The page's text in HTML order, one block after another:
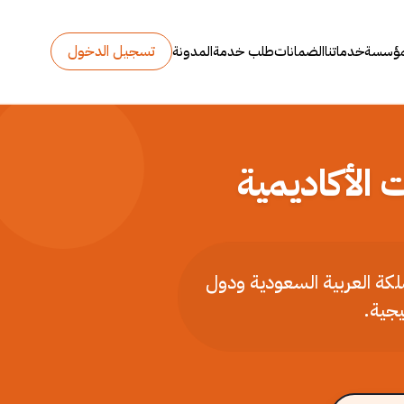
خدماتناالضماناتطلب خدمةالمدونة تسجيل الدخول
العربية السعودية ودول